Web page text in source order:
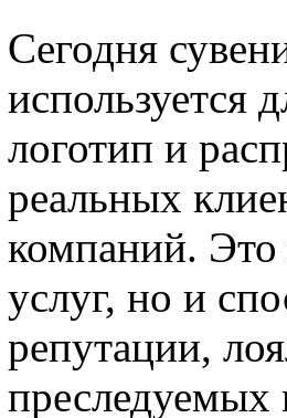
Сегодня
используется
логотип и
реальных
компаний. Это
услуг, но и
репутации,
преследуемых